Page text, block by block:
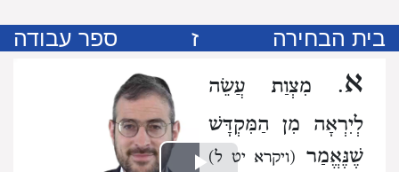
בית הבחירה ז ספר עבודה
א. מִצְוַת עֲשֵׂה
לְיִרְאָה מִן הַמִּקְדָּשׁ
שֶׁנֶּאֱמַר (ויקרא יט ל)